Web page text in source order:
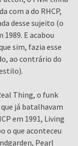
com a do RHCP,
desse sujeito (o
E acabou
sim, fazia esse
ao contrário do
Thing, o funk
já batalhavam
em 1991, Living
o que aconteceu
Pearl